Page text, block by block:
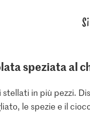
speziata al
stellati in più pezzi.
le spezie e il